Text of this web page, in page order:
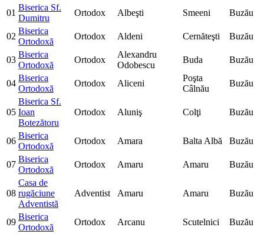
01
Biserica Sf.
Dumitru
Ortodox Albeşti Smeeni Buzău
02
Biserica
Ortodoxă
Ortodox Aldeni Cernăteşti Buzău
03
Biserica
Ortodoxă
Ortodox
Alexandru
Odobescu
Buda Buzău
04
Biserica
Ortodoxă
Ortodox Aliceni
Poşta
Câlnău
Buzău
05
Biserica Sf.
Ioan
Botezătoru
Ortodox Aluniş Colţi Buzău
06
Biserica
Ortodoxă
Ortodox Amara Balta Albă Buzău
07
Biserica
Ortodoxă
Ortodox Amaru Amaru Buzău
08
Casa de
rugăciune
Adventistă
Adventist Amaru Amaru Buzău
09
Biserica
Ortodoxă
Ortodox Arcanu Scutelnici Buzău